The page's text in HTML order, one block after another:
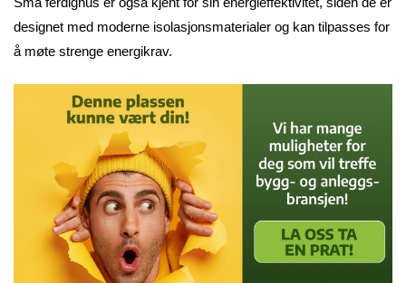
designet med moderne isolasjonsmaterialer og kan tilpasses for
å møte strenge energikrav.